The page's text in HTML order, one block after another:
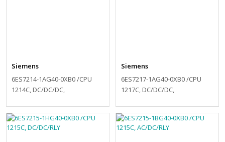
Siemens
6ES7214-1AG40-0XB0 /CPU
1214C, DC/DC/DC,
Siemens
6ES7217-1AG40-0XB0 /CPU
1217C, DC/DC/DC,